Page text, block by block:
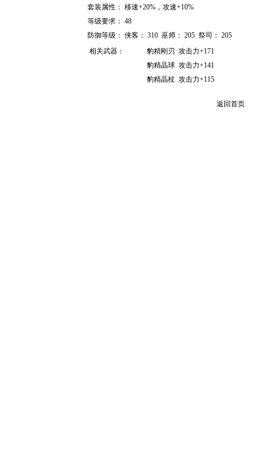
套装属性： 移速+20%，攻速+10%
等级要求： 48
防御等级： 侠客： 310 巫师： 205 祭司： 205
相关武器：
豹精刚刃 攻击力+171
豹精晶球 攻击力+141
豹精晶杖 攻击力+115
返回首页